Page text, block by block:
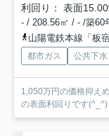
利回り： 表面
- / 208.56㎡ / - /築60
山陽電鉄本線「板
都市ガス 公共下水
1,050万円の価格抑え
の表面利回りです(^_^)